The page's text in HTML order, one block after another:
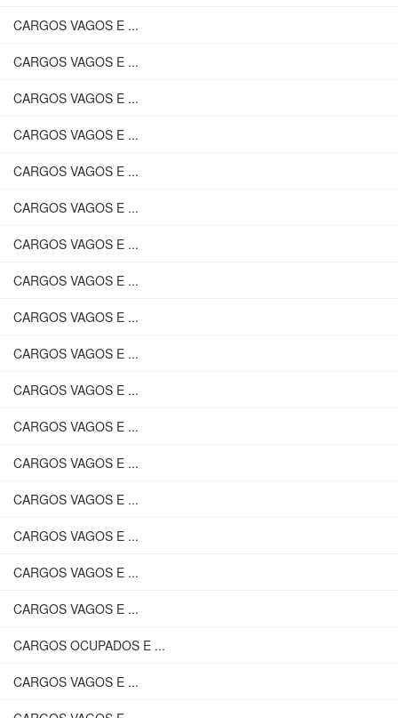
CARGOS VAGOS E ...
CARGOS VAGOS E ...
CARGOS VAGOS E ...
CARGOS VAGOS E ...
CARGOS VAGOS E ...
CARGOS VAGOS E ...
CARGOS VAGOS E ...
CARGOS VAGOS E ...
CARGOS VAGOS E ...
CARGOS VAGOS E ...
CARGOS VAGOS E ...
CARGOS VAGOS E ...
CARGOS VAGOS E ...
CARGOS VAGOS E ...
CARGOS VAGOS E ...
CARGOS VAGOS E ...
CARGOS VAGOS E ...
CARGOS OCUPADOS E ...
CARGOS VAGOS E ...